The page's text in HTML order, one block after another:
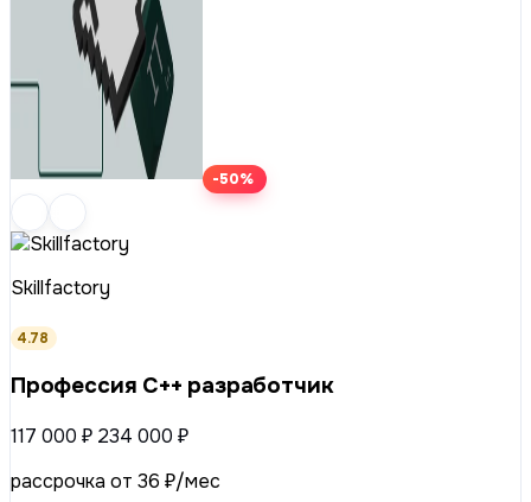
-50%
Skillfactory
4.78
Профессия C++ разработчик
117 000 ₽ 234 000 ₽
рассрочка от 36 ₽/мес